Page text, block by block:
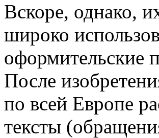
Вскоре, однако,
широко
оформительские
После
по всей Европе
тексты